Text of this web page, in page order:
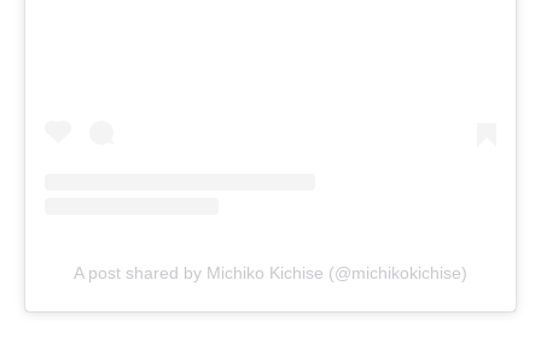
A post shared by Michiko Kichise (@michikokichise)